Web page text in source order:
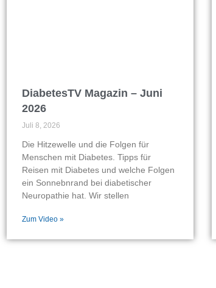
DiabetesTV Magazin – Juni
2026
Juli 8, 2026
Die Hitzewelle und die Folgen für
Menschen mit Diabetes. Tipps für
Reisen mit Diabetes und welche Folgen
ein Sonnebnrand bei diabetischer
Neuropathie hat. Wir stellen
Zum Video »